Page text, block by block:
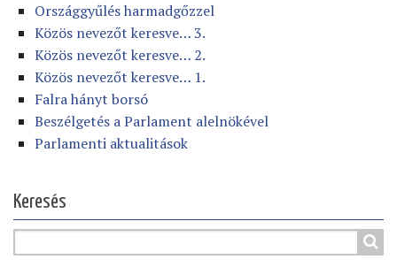
Országgyűlés harmadgőzzel
Közös nevezőt keresve… 3.
Közös nevezőt keresve… 2.
Közös nevezőt keresve… 1.
Falra hányt borsó
Beszélgetés a Parlament alelnökével
Parlamenti aktualitások
Keresés